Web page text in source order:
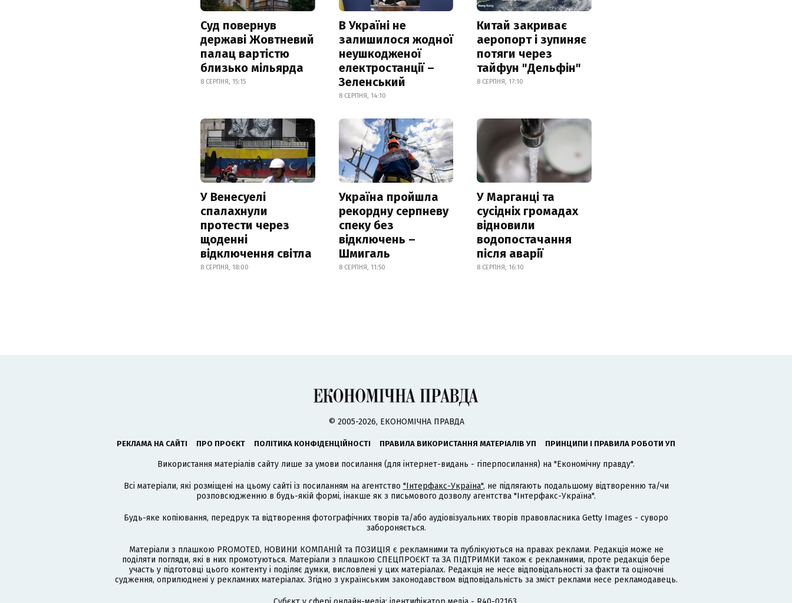
Суд повернув
державі Жовтневий
палац вартістю
близько мільярда
8 СЕРПНЯ, 15:15
В Україні не
залишилося жодної
неушкодженої
електростанції –
Зеленський
8 СЕРПНЯ, 14:10
Китай закриває
аеропорт і зупиняє
потяги через
тайфун "Дельфін"
8 СЕРПНЯ, 17:10
У Венесуелі
спалахнули
протести через
щоденні
відключення світла
8 СЕРПНЯ, 18:00
Україна пройшла
рекордну серпневу
спеку без
відключень –
Шмигаль
8 СЕРПНЯ, 11:50
У Марганці та
сусідніх громадах
відновили
водопостачання
після аварії
8 СЕРПНЯ, 16:10
© 2005-2026, ЕКОНОМІЧНА ПРАВДА
РЕКЛАМА НА САЙТІ ПРО ПРОЄКТ ПОЛІТИКА КОНФІДЕНЦІЙНОСТІ ПРАВИЛА ВИКОРИСТАННЯ МАТЕРІАЛІВ УП ПРИНЦИПИ І ПРАВИЛА РОБОТИ УП
Використання матеріалів сайту лише за умови посилання (для інтернет-видань - гіперпосилання) на "Економічну правду".
Всі матеріали, які розміщені на цьому сайті із посиланням на агентство "Інтерфакс-Україна", не підлягають подальшому відтворенню та/чи
розповсюдженню в будь-якій формі, інакше як з письмового дозволу агентства "Інтерфакс-Україна".
Будь-яке копіювання, передрук та відтворення фотографічних творів та/або аудіовізуальних творів правовласника Getty Images - суворо
забороняється.
Матеріали з плашкою PROMOTED, НОВИНИ КОМПАНІЙ та ПОЗИЦІЯ є рекламними та публікуються на правах реклами. Редакція може не
поділяти погляди, які в них промотуються. Матеріали з плашкою СПЕЦПРОЄКТ та ЗА ПІДТРИМКИ також є рекламними, проте редакція бере
участь у підготовці цього контенту і поділяє думки, висловлені у цих матеріалах. Редакція не несе відповідальності за факти та оціночні
судження, оприлюднені у рекламних матеріалах. Згідно з українським законодавством відповідальність за зміст реклами несе рекламодавець.